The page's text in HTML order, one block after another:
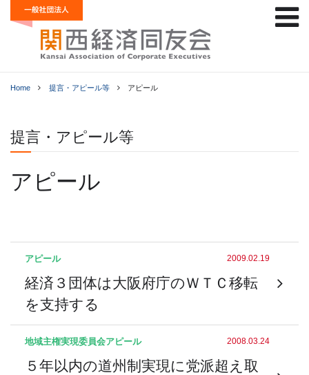
Home 提言・アピール等 アピール
提言・アピール等
アピール
アピール 2009.02.19
経済３団体は大阪府庁のＷＴＣ移転
を支持する
地域主権実現委員会アピール 2008.03.24
５年以内の道州制実現に党派超え取